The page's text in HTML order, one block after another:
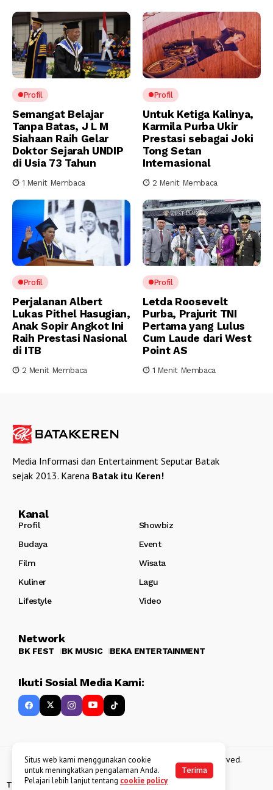
Profil
Semangat Belajar
Tanpa Batas, J L M
Siahaan Raih Gelar
Doktor Sejarah UNDIP
di Usia 73 Tahun
1 Menit Membaca
Profil
Untuk Ketiga Kalinya,
Karmila Purba Ukir
Prestasi sebagai Joki
Tong Setan
Internasional
2 Menit Membaca
Profil
Perjalanan Albert
Lukas Pithel Hasugian,
Anak Sopir Angkot Ini
Raih Prestasi Nasional
di ITB
2 Menit Membaca
Profil
Letda Roosevelt
Purba, Prajurit TNI
Pertama yang Lulus
Cum Laude dari West
Point AS
1 Menit Membaca
Media Informasi dan Entertainment Seputar Batak
sejak 2013. Karena Batak itu Keren!
Kanal
Profil
Showbiz
Budaya
Event
Film
Wisata
Kuliner
Lagu
Lifestyle
Video
Network
BK FEST BK MUSIC BEKA ENTERTAINMENT
Ikuti Sosial Media Kami:
Copyright 2013 - 2025BATAKKEREN . All rights reserved.
Tentang Kami Kebijakan Data Pribadi Disclaimer
Situs web kami menggunakan cookie
untuk meningkatkan pengalaman Anda.
Pelajari lebih lanjut tentang cookie policy
Terima